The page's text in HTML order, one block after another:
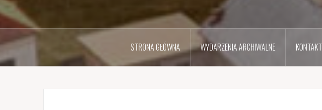
STRONA GŁÓWNA WYDARZENIA ARCHIWALNE KONTAKT